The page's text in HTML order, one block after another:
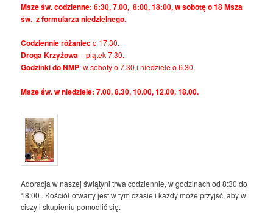
Msze św. codzienne: 6:30, 7.00, 8:00, 18:00, w sobotę o 18 Msza
św. z formularza niedzielnego.
Codziennie różanieco 17.30.
Droga Krzyżowa– piątek 7.30.
Godzinki do NMP: w soboty o 7.30 i niedziele o 6.30.
Msze św. w niedziele: 7.00, 8.30, 10.00, 12.00, 18.00.
Adoracja w naszej świątyni trwa codziennie, w godzinach od 8:30 do
18:00 . Kościół otwarty jest w tym czasie i każdy może przyjść, aby w
ciszy i skupieniu pomodlić się.